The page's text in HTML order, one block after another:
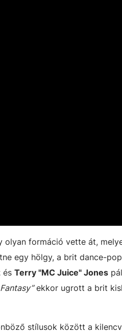
olyan formáció vette át,
egy hölgy, a brit dance-
és Terry "MC Juice" Jones
ekkor ugrott a brit
stílusok között a